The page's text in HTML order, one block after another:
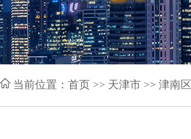
当前位置： 首页 >> 天津市 >> 津南区